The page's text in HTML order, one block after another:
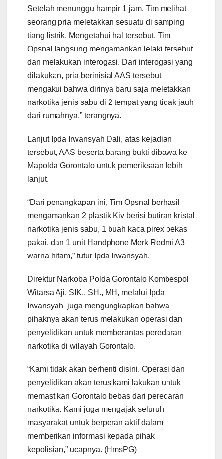
Setelah menunggu hampir 1 jam, Tim melihat
seorang pria meletakkan sesuatu di samping
tiang listrik. Mengetahui hal tersebut, Tim
Opsnal langsung mengamankan lelaki tersebut
dan melakukan interogasi. Dari interogasi yang
dilakukan, pria berinisial AAS tersebut
mengakui bahwa dirinya baru saja meletakkan
narkotika jenis sabu di 2 tempat yang tidak jauh
dari rumahnya,” terangnya.
Lanjut Ipda Irwansyah Dali, atas kejadian
tersebut, AAS beserta barang bukti dibawa ke
Mapolda Gorontalo untuk pemeriksaan lebih
lanjut.
“Dari penangkapan ini, Tim Opsnal berhasil
mengamankan 2 plastik Kiv berisi butiran kristal
narkotika jenis sabu, 1 buah kaca pirex bekas
pakai, dan 1 unit Handphone Merk Redmi A3
warna hitam,” tutur Ipda Irwansyah.
Direktur Narkoba Polda Gorontalo Kombespol
Witarsa Aji, SIK., SH., MH, melalui Ipda
Irwansyah juga mengungkapkan bahwa
pihaknya akan terus melakukan operasi dan
penyelidikan untuk memberantas peredaran
narkotika di wilayah Gorontalo.
“Kami tidak akan berhenti disini. Operasi dan
penyelidikan akan terus kami lakukan untuk
memastikan Gorontalo bebas dari peredaran
narkotika. Kami juga mengajak seluruh
masyarakat untuk berperan aktif dalam
memberikan informasi kepada pihak
kepolisian,” ucapnya. (HmsPG)